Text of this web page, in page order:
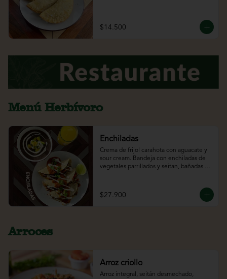
$14.500
Menú Herbívoro
Enchiladas
Crema de frijol carahota con aguacate y
sour cream. Bandeja con enchiladas de
vegetales parrillados y seitan, bañadas
$27.900
Arroces
Arroz criollo
Arroz integral, seitán desmechado,